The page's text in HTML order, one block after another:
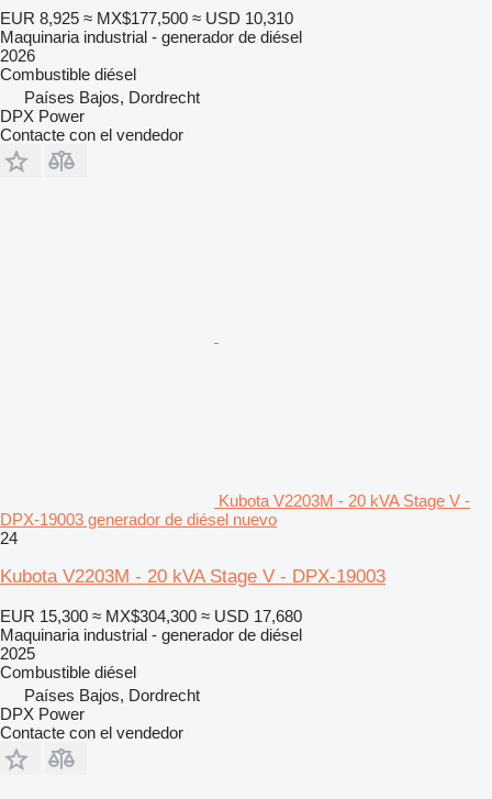
EUR 8,925 ≈ MX$177,500 ≈ USD 10,310
Maquinaria industrial - generador de diésel
2026
Combustible diésel
Países Bajos, Dordrecht
DPX Power
Contacte con el vendedor
Kubota V2203M - 20 kVA Stage V -
DPX-19003 generador de diésel nuevo
24
Kubota V2203M - 20 kVA Stage V - DPX-19003
EUR 15,300 ≈ MX$304,300 ≈ USD 17,680
Maquinaria industrial - generador de diésel
2025
Combustible diésel
Países Bajos, Dordrecht
DPX Power
Contacte con el vendedor